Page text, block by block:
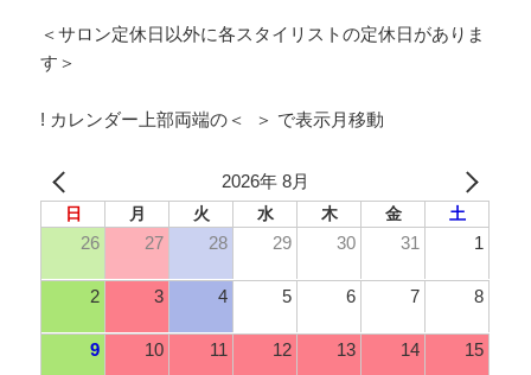
＜サロン定休日以外に各スタイリストの定休日がありま
す＞
! カレンダー上部両端の＜ ＞ で表示月移動
2026年 8月
日 月 火 水 木 金 土
26 27 28 29 30 31 1
2 3 4 5 6 7 8
9 10 11 12 13 14 15